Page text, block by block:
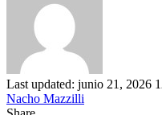
Last updated: junio 21, 2026
Nacho Mazzilli